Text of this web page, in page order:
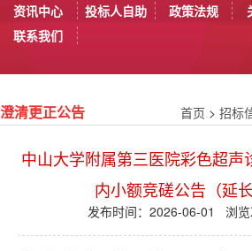
资讯中心
投标人自助 政策法规
联系我们
澄清更正公告 首页 > 招标
中山大学附属第三医院彩色超声
内小额竞磋公告（延长
发布时间：2026-06-01 浏览